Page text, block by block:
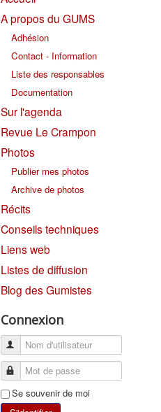
A propos du GUMS
Adhésion
Contact - Information
Liste des responsables
Documentation
Sur l'agenda
Revue Le Crampon
Photos
Publier mes photos
Archive de photos
Récits
Conseils techniques
Liens web
Listes de diffusion
Blog des Gumistes
Connexion
Se souvenir de moi